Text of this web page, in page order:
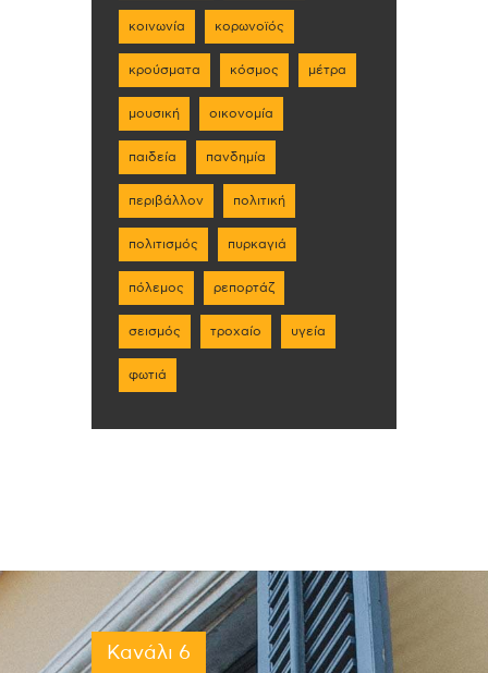
κοινωνία κορωνοϊός
κρούσματα κόσμος μέτρα
μουσική οικονομία
παιδεία πανδημία
περιβάλλον πολιτική
πολιτισμός πυρκαγιά
πόλεμος ρεπορτάζ
σεισμός τροχαίο υγεία
φωτιά
Κανάλι 6